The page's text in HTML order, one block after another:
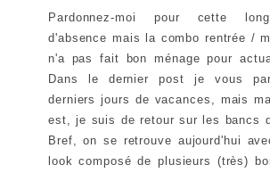
Pardonnez-moi pour cette
d'absence mais la combo rentrée /
n'a pas fait bon ménage pour
Dans le dernier post je vous
derniers jours de vacances, mais
est, je suis de retour sur les bancs
Bref, on se retrouve aujourd'hui
look composé de plusieurs (très)